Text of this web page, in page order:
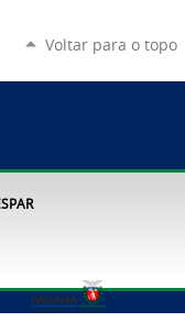
Voltar para o topo